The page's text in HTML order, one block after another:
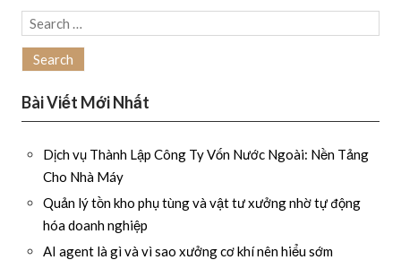
Search
for:
Bài Viết Mới Nhất
Dịch vụ Thành Lập Công Ty Vốn Nước Ngoài: Nền Tảng
Cho Nhà Máy
Quản lý tồn kho phụ tùng và vật tư xưởng nhờ tự động
hóa doanh nghiệp
AI agent là gì và vì sao xưởng cơ khí nên hiểu sớm